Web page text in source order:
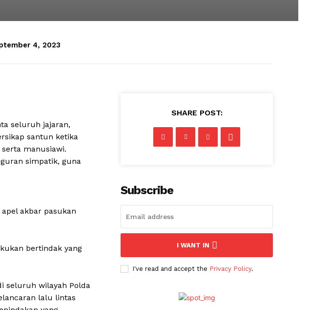
4, 2023
seluruh jajaran,
santun ketika
manusiawi.
simpatik, guna
akbar pasukan
bertindak yang
seluruh wilayah Polda
lalu lintas
SHARE POST:
Subscribe
I WANT IN
I've read and accept the Privacy Policy.